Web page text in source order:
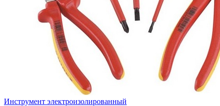
Инструмент электроизолированный